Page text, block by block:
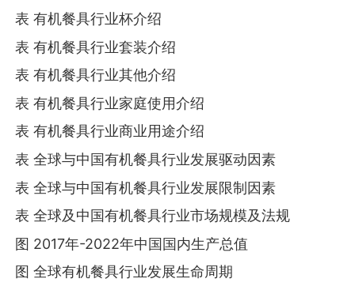
表 有机餐具行业杯介绍
表 有机餐具行业套装介绍
表 有机餐具行业其他介绍
表 有机餐具行业家庭使用介绍
表 有机餐具行业商业用途介绍
表 全球与中国有机餐具行业发展驱动因素
表 全球与中国有机餐具行业发展限制因素
表 全球及中国有机餐具行业市场规模及法规
图 2017年-2022年中国国内生产总值
图 全球有机餐具行业发展生命周期